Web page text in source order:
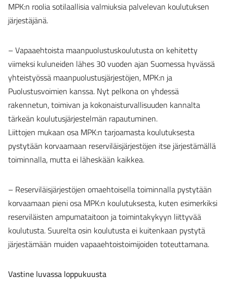
MPK:n roolia sotilaallisia valmiuksia palvelevan koulutuksen
järjestäjänä.
– Vapaaehtoista maanpuolustuskoulutusta on kehitetty
viimeksi kuluneiden lähes 30 vuoden ajan Suomessa hyvässä
yhteistyössä maanpuolustusjärjestöjen, MPK:n ja
Puolustusvoimien kanssa. Nyt pelkona on yhdessä
rakennetun, toimivan ja kokonaisturvallisuuden kannalta
tärkeän koulutusjärjestelmän rapautuminen.
Liittojen mukaan osa MPK:n tarjoamasta koulutuksesta
pystytään korvaamaan reserviläisjärjestöjen itse järjestämällä
toiminnalla, mutta ei läheskään kaikkea.
– Reserviläisjärjestöjen omaehtoisella toiminnalla pystytään
korvaamaan pieni osa MPK:n koulutuksesta, kuten esimerkiksi
reserviläisten ampumataitoon ja toimintakykyyn liittyvää
koulutusta. Suurelta osin koulutusta ei kuitenkaan pystytä
järjestämään muiden vapaaehtoistoimijoiden toteuttamana.
Vastine luvassa loppukuusta